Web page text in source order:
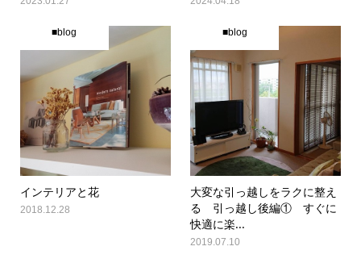
■blog
インテリアと花
2018.12.28
■blog
大変な引っ越しをラクに整え
る 引っ越し後編① すぐに
快適に楽...
2019.07.10